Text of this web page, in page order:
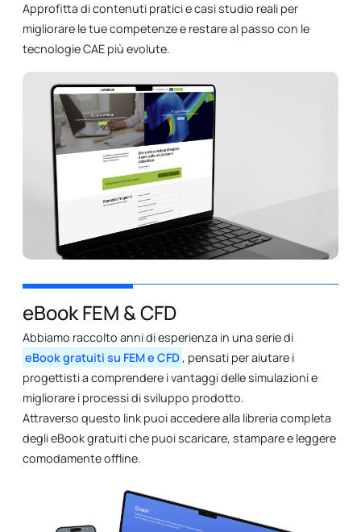
Approfitta di contenuti pratici e casi studio reali per
migliorare le tue competenze e restare al passo con le
tecnologie CAE più evolute.
eBook FEM & CFD
Abbiamo raccolto anni di esperienza in una serie di
eBook gratuiti su FEM e CFD , pensati per aiutare i
progettisti a comprendere i vantaggi delle simulazioni e
migliorare i processi di sviluppo prodotto.
Attraverso questo link puoi accedere alla libreria completa
degli eBook gratuiti che puoi scaricare, stampare e leggere
comodamente offline.